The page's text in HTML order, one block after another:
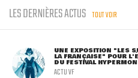
LES DERNIÈRES ACTUS TOUT VOIR
UNE EXPOSITION "LES
LA FRANÇAISE" POUR
DU FESTIVAL
ACTU VF